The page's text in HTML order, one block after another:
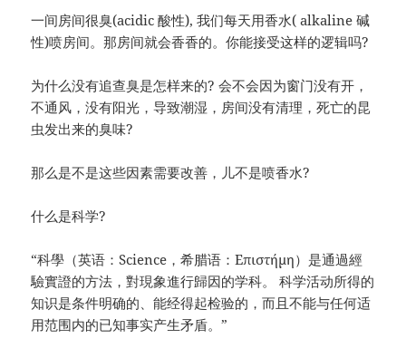
一间房间很臭(acidic 酸性), 我们每天用香水( alkaline 碱
性)喷房间。那房间就会香香的。你能接受这样的逻辑吗?
为什么没有追查臭是怎样来的? 会不会因为窗门没有开，
不通风，没有阳光，导致潮湿，房间没有清理，死亡的昆
虫发出来的臭味?
那么是不是这些因素需要改善，儿不是喷香水?
什么是科学?
“科學（英语：Science，希腊语：Επιστήμη）是通過經
驗實證的方法，對現象進行歸因的学科。 科学活动所得的
知识是条件明确的、能经得起检验的，而且不能与任何适
用范围内的已知事实产生矛盾。”